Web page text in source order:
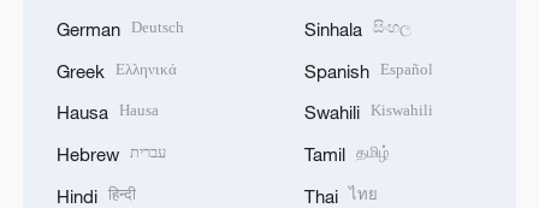
German Deutsch
Greek Ελληνικά
Hausa Hausa
Hebrew עברית
Hindi हिन्दी
Sinhala සිංහල
Spanish Español
Swahili Kiswahili
Tamil தமிழ்
Thai ไทย